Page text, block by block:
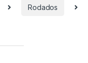
Rodados